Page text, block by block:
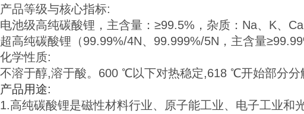
产品等级与核心指标:
电池级高纯碳酸锂，主含量：≥99.5%， 杂质：Na、K、
超高纯碳酸锂（99.99%/4N、99.999%/5N，主含量
化学性质:
不溶于醇,溶于酸。600 ℃以下对热稳定,618 ℃开始部分分
产品用途:
1.高纯碳酸锂是磁性材料行业、原子能工业、电子工业和